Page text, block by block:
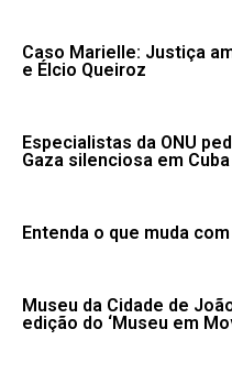
Caso Marielle: Justiça
e Élcio Queiroz
Especialistas da ONU
Gaza silenciosa em Cuba
Entenda o que muda
Museu da Cidade de
edição do ‘Museu em